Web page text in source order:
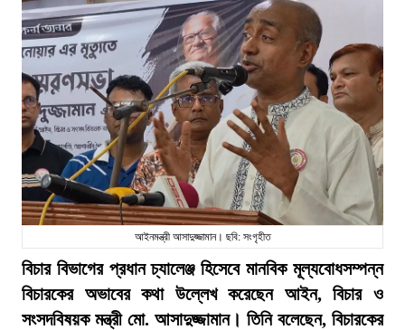
আইনমন্ত্রী আসাদুজ্জামান। ছবি: সংগৃহীত
বিচার বিভাগের প্রধান চ্যালেঞ্জ হিসেবে মানবিক মূল্যবোধসম্পন্ন
বিচারকের অভাবের কথা উল্লেখ করেছেন আইন, বিচার ও
সংসদবিষয়ক মন্ত্রী মো. আসাদুজ্জামান। তিনি বলেছেন, বিচারকের